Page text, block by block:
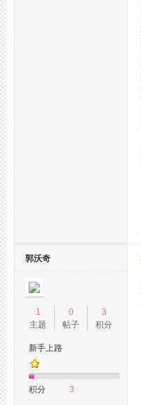
郭沃奇
1
主题
0
帖子
3
积分
新手上路
积分 3